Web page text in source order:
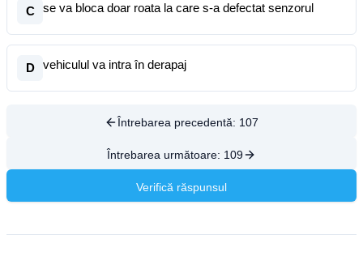
C se va bloca doar roata la care s-a defectat senzorul
D vehiculul va intra în derapaj
Întrebarea precedentă: 107
Întrebarea următoare: 109
Verifică răspunsul